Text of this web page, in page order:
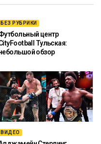
БЕЗ РУБРИКИ
центр
Тульская:
обзор
ВИДЕО